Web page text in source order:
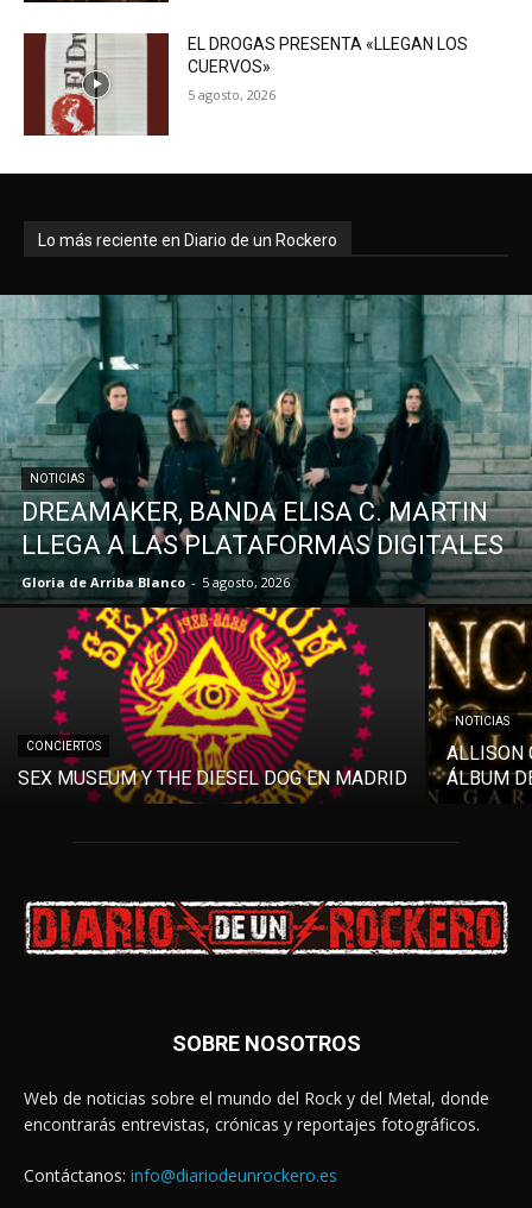
EL DROGAS PRESENTA «LLEGAN LOS
CUERVOS»
5 agosto, 2026
Lo más reciente en Diario de un Rockero
NOTICIAS
DREAMAKER, BANDA ELISA C. MARTIN
LLEGA A LAS PLATAFORMAS DIGITALES
Gloria de Arriba Blanco - 5 agosto, 2026
CONCIERTOS
SEX MUSEUM Y THE DIESEL DOG EN MADRID
NOTICIAS
ALLISON
ÁLBUM
SOBRE NOSOTROS
Web de noticias sobre el mundo del Rock y del Metal, donde
encontrarás entrevistas, crónicas y reportajes fotográficos.
Contáctanos: info@diariodeunrockero.es